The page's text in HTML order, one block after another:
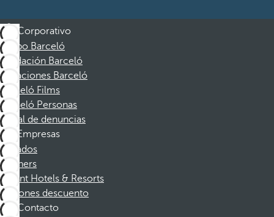
Corporativo
Grupo Barceló
Fundación Barceló
Vacaciones Barceló
Barceló Films
Barceló Personas
Canal de denuncias
Empresas
Afiliados
Partners
Dorint Hotels & Resorts
Cupones descuento
Contacto